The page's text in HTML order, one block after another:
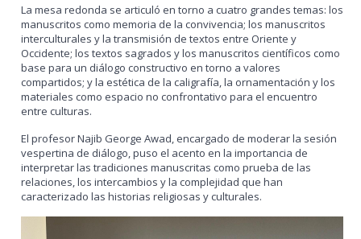
La mesa redonda se articuló en torno a cuatro grandes temas: los
manuscritos como memoria de la convivencia; los manuscritos
interculturales y la transmisión de textos entre Oriente y
Occidente; los textos sagrados y los manuscritos científicos como
base para un diálogo constructivo en torno a valores
compartidos; y la estética de la caligrafía, la ornamentación y los
materiales como espacio no confrontativo para el encuentro
entre culturas.
El profesor Najib George Awad, encargado de moderar la sesión
vespertina de diálogo, puso el acento en la importancia de
interpretar las tradiciones manuscritas como prueba de las
relaciones, los intercambios y la complejidad que han
caracterizado las historias religiosas y culturales.